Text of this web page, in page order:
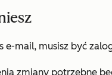
e-mail, musisz być
zmiany potrzebne